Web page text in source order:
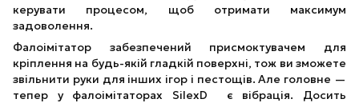
керувати процесом, щоб отримати максимум
задоволення.
Фалоімітатор забезпечений присмоктувачем для
кріплення на будь-якій гладкій поверхні, тож ви зможете
звільнити руки для інших ігор і пестощів. Але головне —
тепер у фалоімітаторах SilexD є вібрація. Досить